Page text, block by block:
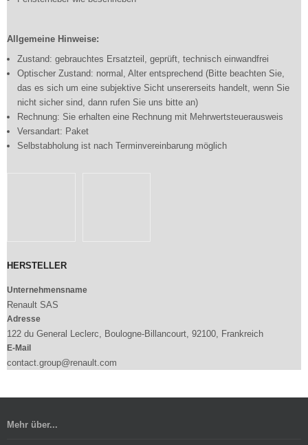
Allgemeine Hinweise:
Zustand: gebrauchtes Ersatzteil, geprüft, technisch einwandfrei
Optischer Zustand: normal, Alter entsprechend (Bitte beachten Sie,
das es sich um eine subjektive Sicht unsererseits handelt, wenn Sie
nicht sicher sind, dann rufen Sie uns bitte an)
Rechnung: Sie erhalten eine Rechnung mit Mehrwertsteuerausweis
Versandart: Paket
Selbstabholung ist nach Terminvereinbarung möglich
HERSTELLER
Unternehmensname
Renault SAS
Adresse
122 du General Leclerc, Boulogne-Billancourt, 92100, Frankreich
E-Mail
contact.group@renault.com
Mehr über...